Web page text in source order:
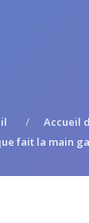
Accueil
fait la main